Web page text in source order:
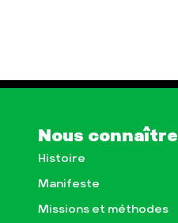
Nous connaître
Histoire
Manifeste
Missions et méthodes